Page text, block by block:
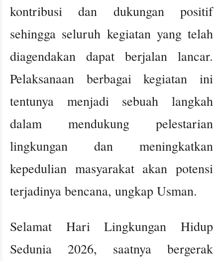
kontribusi dan dukungan positif
sehingga seluruh kegiatan yang telah
diagendakan dapat berjalan lancar.
Pelaksanaan berbagai kegiatan ini
tentunya menjadi sebuah langkah
dalam mendukung pelestarian
lingkungan dan meningkatkan
kepedulian masyarakat akan potensi
terjadinya bencana, ungkap Usman.
Selamat Hari Lingkungan Hidup
Sedunia 2026, saatnya bergerak